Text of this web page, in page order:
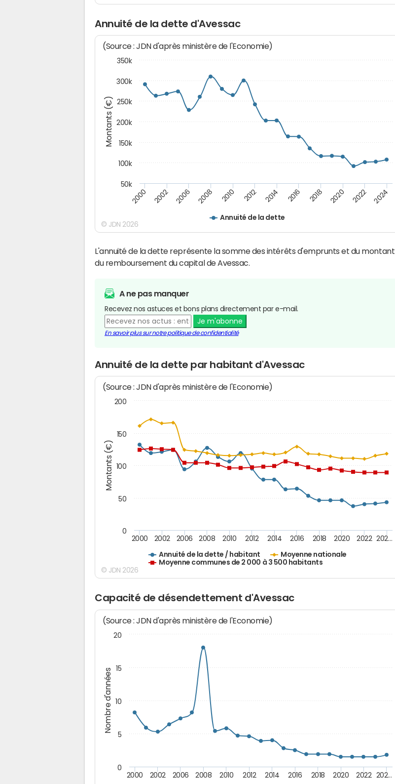
Annuité de la dette d'Avessac
Montants (€)
(Source : JDN d'après ministère de l'Economie)
Annuité de la dette
2000 2002 2006 2008 2010 2012 2014 2016 2018 2020 2022 2024
50k
100k
150k
200k
250k
300k
350k
© JDN 2026
L'annuité de la dette représente la somme des intérêts d'emprunts et du montant
du remboursement du capital de Avessac.
A ne pas manquer
Recevez nos astuces et bons plans directement par e-mail.
Je m'abonne
En savoir plus sur notre politique de confidentialité
Annuité de la dette par habitant d'Avessac
Montants (€)
(Source : JDN d'après ministère de l'Economie)
Annuité de la dette / habitant
Moyenne nationale
Moyenne communes de 2 000 à 3 500 habitants
2000 2002 2006 2008 2010 2012 2014 2016 2018 2020 2022 202…
0
50
100
150
200
© JDN 2026
Capacité de désendettement d'Avessac
Nombre d'années
(Source : JDN d'après ministère de l'Economie)
2000 2002 2006 2008 2010 2012 2014 2016 2018 2020 2022 202…
0
5
10
15
20